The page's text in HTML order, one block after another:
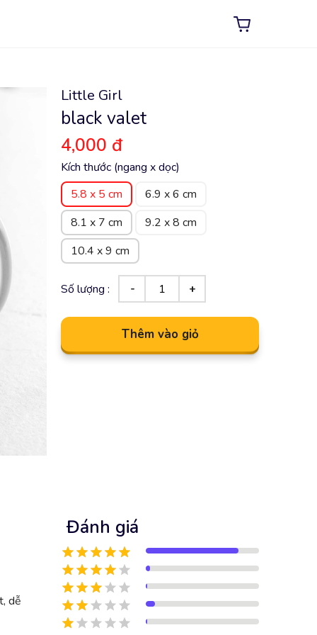
Little Girl
black valet
4,000 đ
Kích thước (ngang x dọc)
5.8 x 5 cm
6.9 x 6 cm
8.1 x 7 cm
9.2 x 8 cm
10.4 x 9 cm
Số lượng :
Thêm vào giỏ
dễ
Đánh giá